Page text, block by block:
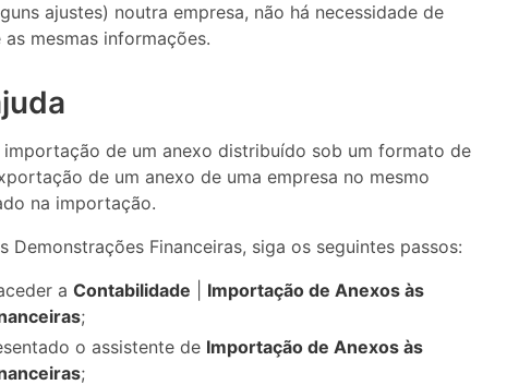
ajustes) noutra empresa, não há necessidade de
mesmas informações.
de um anexo distribuído sob um formato de
de um anexo de uma empresa no mesmo
na importação.
Demonstrações Financeiras, siga os seguintes passos:
a Contabilidade
Importação de Anexos às
;
o assistente de Importação de Anexos às
;